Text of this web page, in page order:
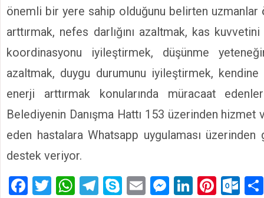
önemli bir yere sahip olduğunu belirten
arttırmak, nefes darlığını azaltmak, kas
koordinasyonu iyileştirmek, düşünme
azaltmak, duygu durumunu iyileştirmek,
enerji arttırmak konularında müracaat
Belediyenin Danışma Hattı 153 üzerinden hizmet
eden hastalara Whatsapp uygulaması
destek veriyor.
Facebook
Twitter
WhatsApp
Telegram
SkypeEmailMessenger
LinkedIn